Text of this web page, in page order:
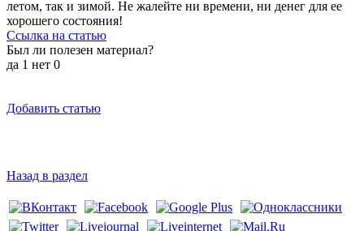
летом, так и зимой. Не жалейте ни времени, ни денег для ее
хорошего состояния!
Ссылка на статью
Был ли полезен материал?
да 1 нет 0
Добавить статью
Назад в раздел